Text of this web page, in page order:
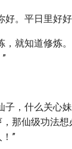
好。平日里好
，就知道修炼
子，什么关心
那仙级功法
”